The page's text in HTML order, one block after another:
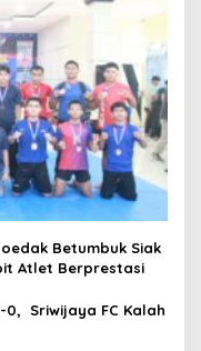
Betumbuk Siak
Atlet Berprestasi
Sriwijaya FC Kalah